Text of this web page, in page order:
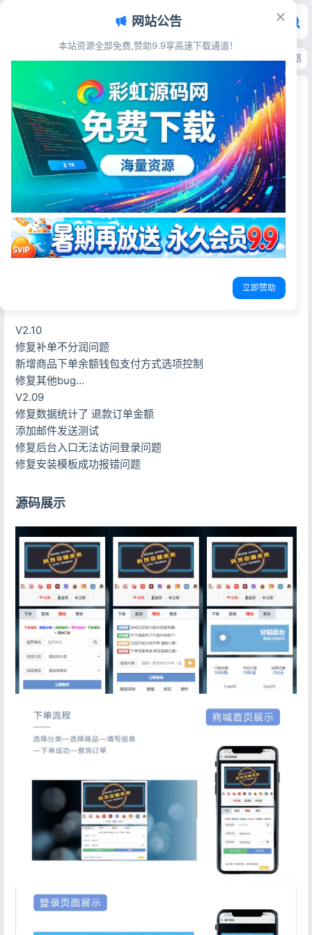
首页>源码资源>电子商务>风吹雨云商城系统源码 完整电商程序可直接搭
风吹雨云商城系统源码 完整电商程序可直接搭建运
营
彩虹源码网
2026-05-25 14阅读
源码简介
风吹雨商城是一款面对大众化的单商户销售商城,长期为大家
提供免费的技术更新服务.你想要的功能风吹雨商城都具备,提
供最优质的售后服务,给您一个放心的平台!
V2.10
修复补单不分润问题
新增商品下单余额钱包支付方式选项控制
修复其他bug…
V2.09
修复数据统计了 退款订单金额
添加邮件发送测试
修复后台入口无法访问登录问题
修复安装模板成功报错问题
源码展示
网站公告
本站资源全部免费,赞助9.9享高速下载通道！
立即赞助